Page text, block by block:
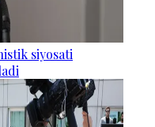
siyosati